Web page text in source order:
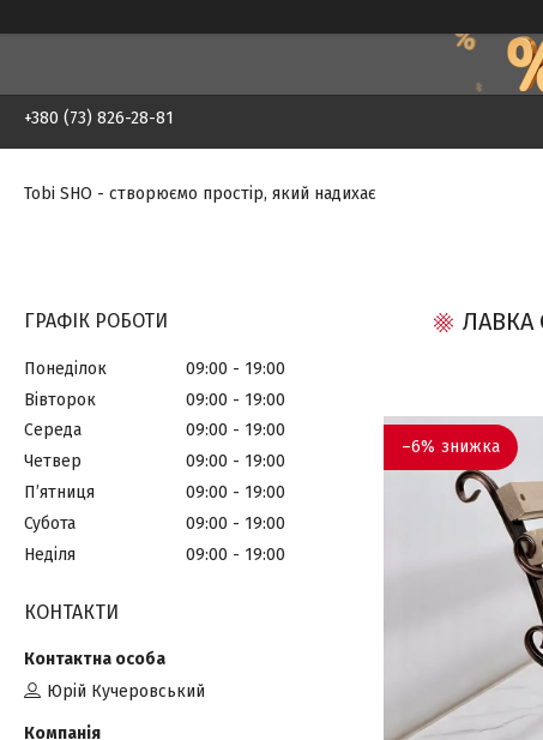
+380 (73) 826-28-81
Tobi SHO - створюємо простір, який надихає
ЛАВКА
–6%
ГРАФІК РОБОТИ
Понеділок 09:00
19:00
Вівторок
09:00
19:00
Середа
09:00
19:00
Четвер
09:00
19:00
Пʼятниця
09:00
19:00
Субота
09:00
19:00
Неділя
09:00 19:00
КОНТАКТИ
Юрій Кучеровський